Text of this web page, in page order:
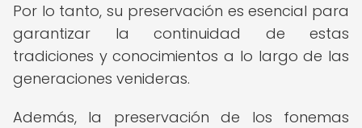
Por lo tanto, su preservación es esencial para
garantizar la continuidad de estas
tradiciones y conocimientos a lo largo de las
generaciones venideras.
Además, la preservación de los fonemas